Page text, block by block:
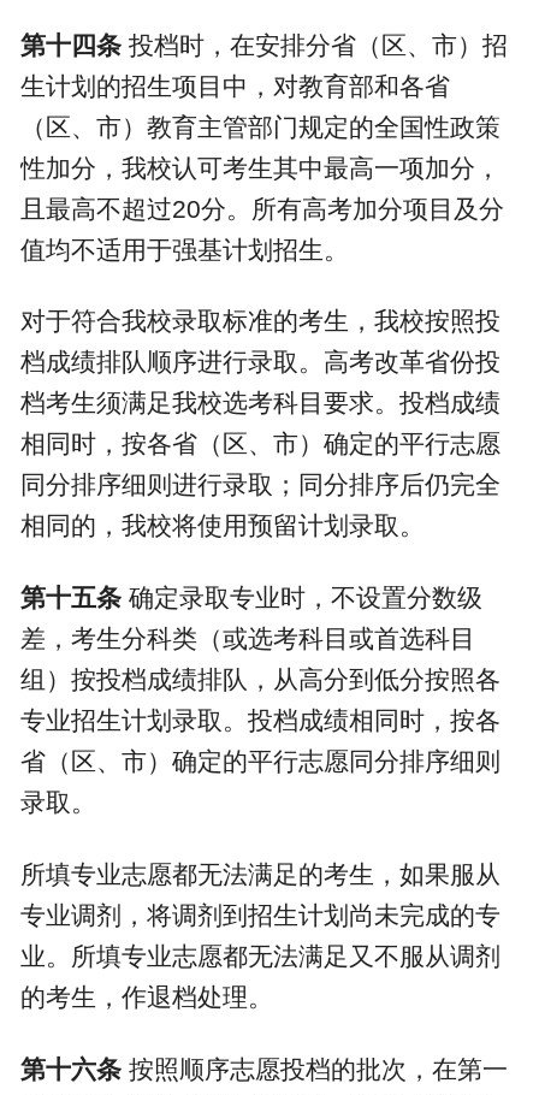
第十四条 投档时，在安排分省（区、市）招
生计划的招生项目中，对教育部和各省
（区、市）教育主管部门规定的全国性政策
性加分，我校认可考生其中最高一项加分，
且最高不超过20分。所有高考加分项目及分
值均不适用于强基计划招生。
对于符合我校录取标准的考生，我校按照投
档成绩排队顺序进行录取。高考改革省份投
档考生须满足我校选考科目要求。投档成绩
相同时，按各省（区、市）确定的平行志愿
同分排序细则进行录取；同分排序后仍完全
相同的，我校将使用预留计划录取。
第十五条 确定录取专业时，不设置分数级
差，考生分科类（或选考科目或首选科目
组）按投档成绩排队，从高分到低分按照各
专业招生计划录取。投档成绩相同时，按各
省（区、市）确定的平行志愿同分排序细则
录取。
所填专业志愿都无法满足的考生，如果服从
专业调剂，将调剂到招生计划尚未完成的专
业。所填专业志愿都无法满足又不服从调剂
的考生，作退档处理。
第十六条 按照顺序志愿投档的批次，在第一